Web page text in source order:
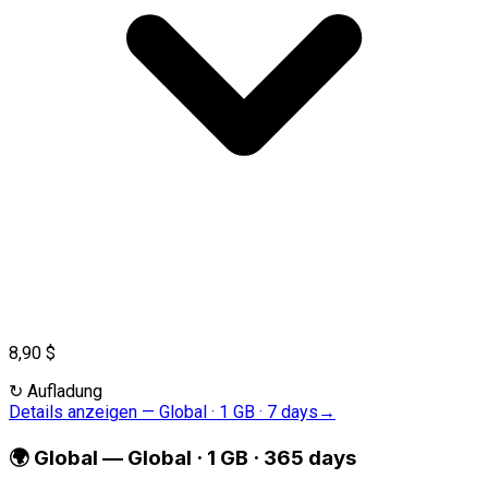
8,90 $
↻ Aufladung
Details anzeigen — Global · 1 GB · 7 days →
🌍 Global — Global · 1 GB · 365 days